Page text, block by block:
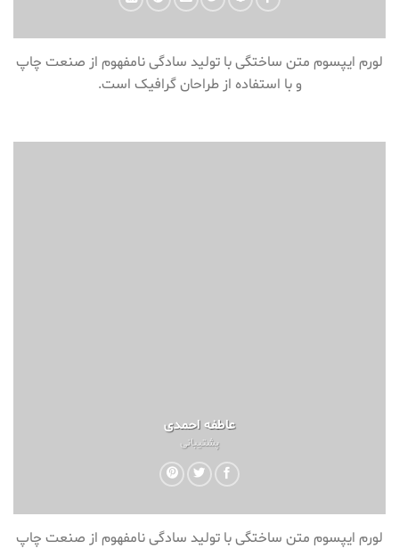
لورم ایپسوم متن ساختگی با تولید سادگی نامفهوم از صنعت چاپ
و با استفاده از طراحان گرافیک است.
عاطفه احمدی
پشتیبانی
لورم ایپسوم متن ساختگی با تولید سادگی نامفهوم از صنعت چاپ